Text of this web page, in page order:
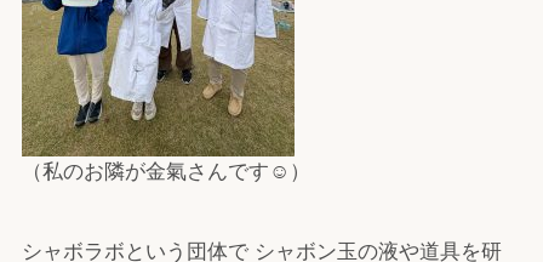
（私のお隣が金氣さんです☺）
シャボラボという団体で シャボン玉の液や道具を研